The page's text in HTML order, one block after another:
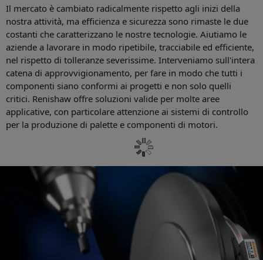
Il mercato è cambiato radicalmente rispetto agli inizi della
nostra attività, ma efficienza e sicurezza sono rimaste le due
costanti che caratterizzano le nostre tecnologie. Aiutiamo le
aziende a lavorare in modo ripetibile, tracciabile ed efficiente,
nel rispetto di tolleranze severissime. Interveniamo sull'intera
catena di approvvigionamento, per fare in modo che tutti i
componenti siano conformi ai progetti e non solo quelli
critici. Renishaw offre soluzioni valide per molte aree
applicative, con particolare attenzione ai sistemi di controllo
per la produzione di palette e componenti di motori.